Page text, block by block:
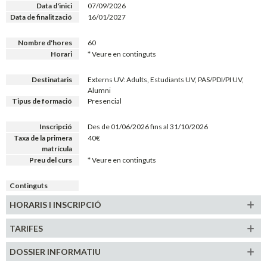
Data d'inici
07/09/2026
Data de finalització
16/01/2027
Nombre d'hores
60
Horari
* Veure en continguts
Destinataris
Externs UV: Adults, Estudiants UV, PAS/PDI/PI UV,
Alumni
Tipus de formació
Presencial
Inscripció
Des de 01/06/2026 fins al 31/10/2026
Taxa de la primera
matrícula
40€
Preu del curs * Veure en continguts
Continguts
HORARIS I INSCRIPCIÓ
TARIFES
DOSSIER INFORMATIU